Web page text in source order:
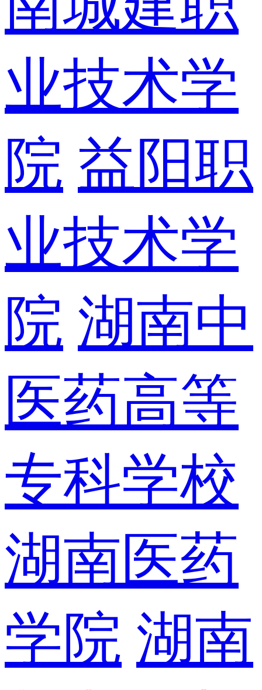
业技术学
院 益阳职
业技术学
院 湖南中
医药高等
专科学校
湖南医药
学院 湖南